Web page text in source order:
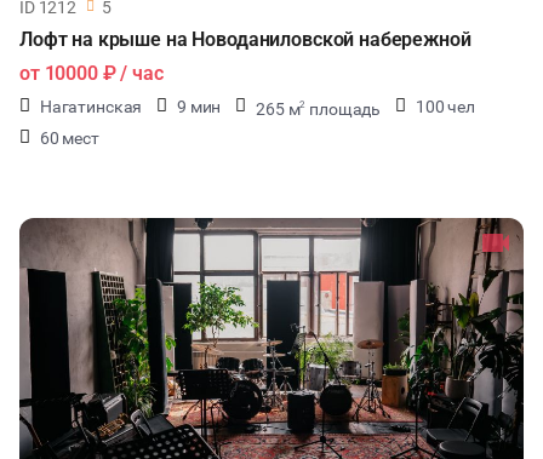
ID 1212 5
Лофт на крыше на Новоданиловской набережной
от 10000 ₽/ час
Нагатинская 9 мин 265 м2 площадь
100 чел
60 мест